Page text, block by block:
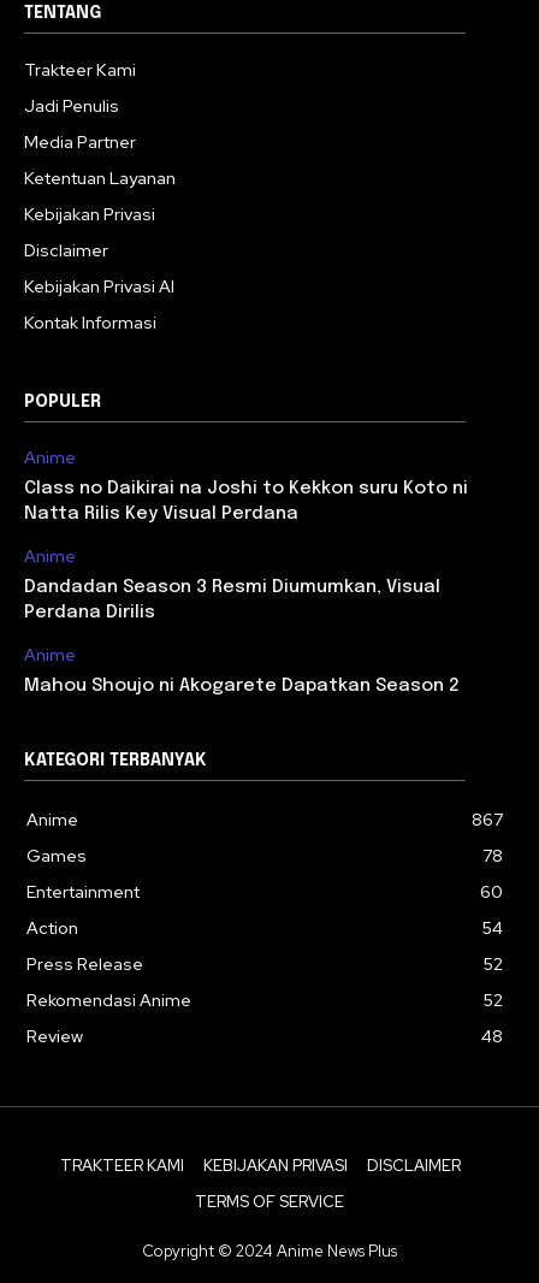
TENTANG
Trakteer Kami
Jadi Penulis
Media Partner
Ketentuan Layanan
Kebijakan Privasi
Disclaimer
Kebijakan Privasi AI
Kontak Informasi
POPULER
Anime
Class no Daikirai na Joshi to Kekkon suru Koto ni
Natta Rilis Key Visual Perdana
Anime
Dandadan Season 3 Resmi Diumumkan, Visual
Perdana Dirilis
Anime
Mahou Shoujo ni Akogarete Dapatkan Season 2
KATEGORI TERBANYAK
Anime
867
Games
78
Entertainment
60
Action
54
Press Release
52
Rekomendasi Anime
52
Review
48
TRAKTEER KAMI KEBIJAKAN PRIVASI
DISCLAIMER
TERMS OF SERVICE
Copyright © 2024 Anime News Plus